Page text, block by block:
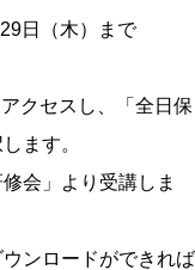
日（木）まで
クセスし、「全日保
ます。
会」より受講しま
ンロードができれば